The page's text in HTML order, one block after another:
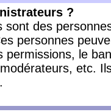
?
sont des
personnes
permissions, le
etc.